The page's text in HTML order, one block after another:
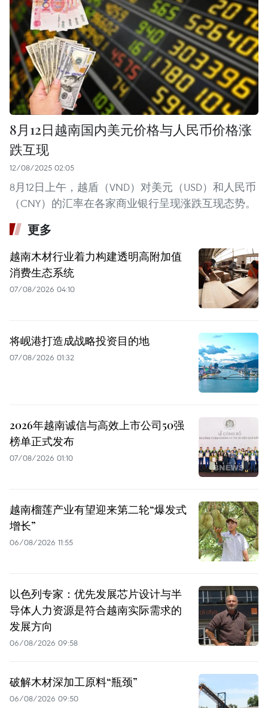
8月12日越南国内美元价格与人民币价格涨
跌互现
12/08/2025 02:05
8月12日上午，越盾（VND）对美元（USD）和人民币
（CNY）的汇率在各家商业银行呈现涨跌互现态势。
更多
越南木材行业着力构建透明高附加值
消费生态系统
07/08/2026 04:10
将岘港打造成战略投资目的地
07/08/2026 01:32
2026年越南诚信与高效上市公司50强
榜单正式发布
07/08/2026 01:10
越南榴莲产业有望迎来第二轮“爆发式
增长”
06/08/2026 11:55
以色列专家：优先发展芯片设计与半
导体人力资源是符合越南实际需求的
发展方向
06/08/2026 09:58
破解木材深加工原料“瓶颈”
06/08/2026 09:50